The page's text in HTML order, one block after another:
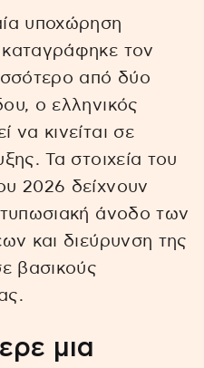
υποχώρηση
τον
από δύο
ο ελληνικός
να κινείται σε
Τα στοιχεία του
2026 δείχνουν
άνοδο των
και διεύρυνση της
βασικούς
μια